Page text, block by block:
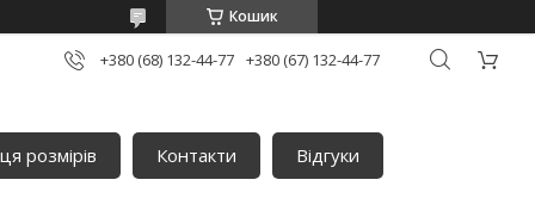
Кошик
+380 (68) 132-44-77 +380 (67) 132-44-77
розмірів Контакти
Відгуки